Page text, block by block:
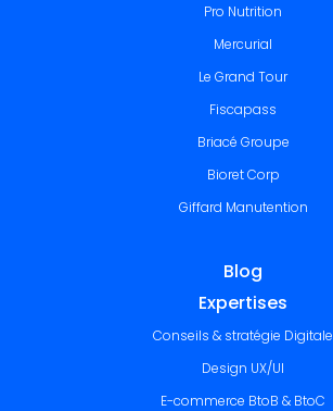
Pro Nutrition
Mercurial
Le Grand Tour
Fiscapass
Briacé Groupe
Bioret Corp
Giffard Manutention
Blog
Expertises
Conseils & stratégie Digitale
Design UX/UI
E-commerce BtoB & BtoC